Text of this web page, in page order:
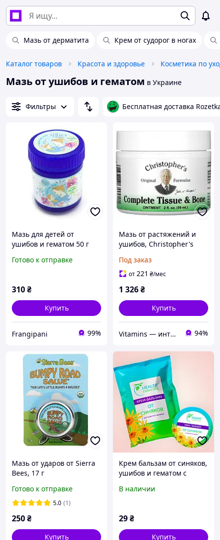
Мазь от дерматита Крем от судорог в ногах
Каталог товаров Красота и здоровье Косметика по
Мазь от ушибов и гематом в Украине
Фильтры Бесплатная доставка
Мазь для детей от
ушибов и гематом 50 г
Готово к отправке
310₴
Купить
Frangipani 99%
Мазь от растяжений и
ушибов, Christopher's
Под заказ
от221 ₴/мес
1 326₴
Купить
Vitamins — интернет-магазин витаминов и минералов 94%
Мазь от ударов от Sierra
Bees, 17 г
Готово к отправке
5.0 (1)
250₴
Купить
Крем бальзам от синяков,
ушибов и гематом с
противоотечный,
В наличии
29₴
Купить